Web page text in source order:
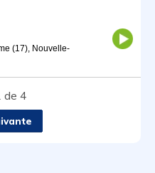
(17), Nouvelle-
de 4